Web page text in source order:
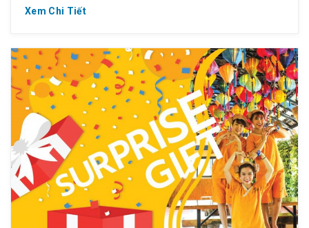
thể bỏ lỡ.
? Một thiên đường ăn chơi, giải trí, thư giãn Hàn
Quốc giữa lòng Sài Gòn.
? Sau khi trải nghiệm xong, lại được tặng voucher đi
tiếp những lần sau, nếu bạn check-in và hình ảnh
được nhiều lượt like nhất.
Xem Chi Tiết